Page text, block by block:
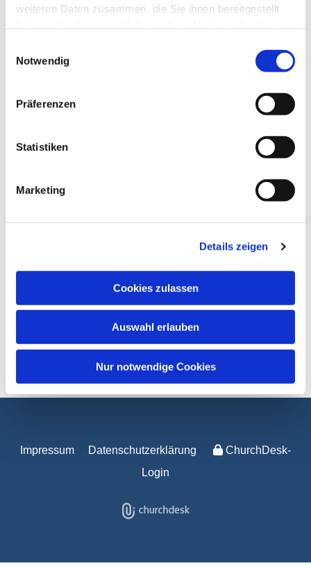
weiteren Daten zusammen, die Sie ihnen bereitgestellt
Notwendig
Präferenzen
Statistiken
Marketing
Details zeigen
Cookies zulassen
Auswahl erlauben
Nur notwendige Cookies
https://cloud.nbr3.de/index.ph...
Impressum Datenschutzerklärung
ChurchDesk-
Login